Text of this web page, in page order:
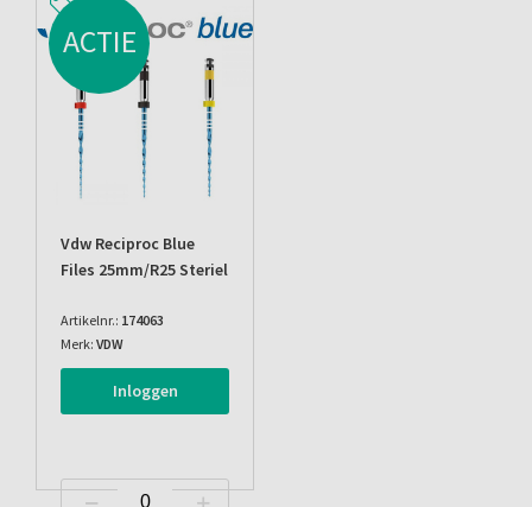
ACTIE
Vdw Reciproc Blue
Files 25mm/r25 Steriel
Artikelnr.: 174063
Merk: VDW
Inloggen